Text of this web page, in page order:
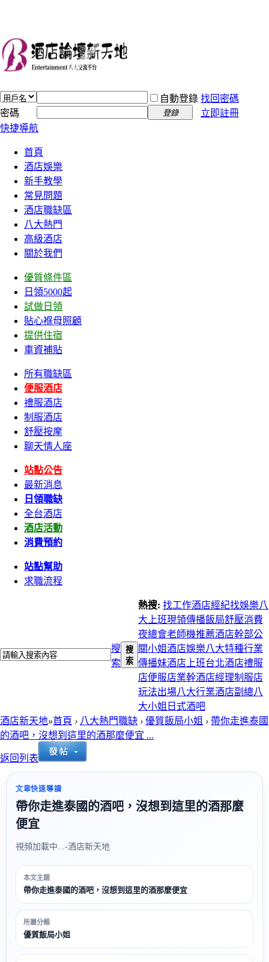
自動登錄 找回密碼
密碼
登錄
立即註冊
快捷導航
首頁
酒店娛樂
新手教學
常見問題
酒店職缺區
八大熱門
高級酒店
關於我們
優質條件區
日領5000起
試做日領
貼心褓母照顧
提供住宿
車資補貼
所有職缺區
便服酒店
禮服酒店
制服酒店
舒壓按摩
聊天情人座
站點公告
最新消息
日領職缺
全台酒店
酒店活動
消費預約
站點幫助
求職流程
搜
索
搜
索
熱搜: 找工作酒店經紀找娛樂八
大上班現領傳播飯局舒壓消費
夜總會老師機推薦酒店幹部公
關小姐酒店娛樂八大特種行業
傳播妹酒店上班台北酒店禮服
店便服店業幹酒店經理制服店
玩法出場八大行業酒店副總八
大小姐 日式酒吧
酒店新天地»首頁 › 八大熱門職缺 › 優質飯局小姐 › 帶你走進泰國
的酒吧，沒想到這里的酒那麼便宜 ...
返回列表
文章快速導讀
帶你走進泰國的酒吧，沒想到這里的酒那麼
便宜
視頻加載中...-酒店新天地
本文主題
帶你走進泰國的酒吧，沒想到這里的酒那麼便宜
所屬分類
優質飯局小姐